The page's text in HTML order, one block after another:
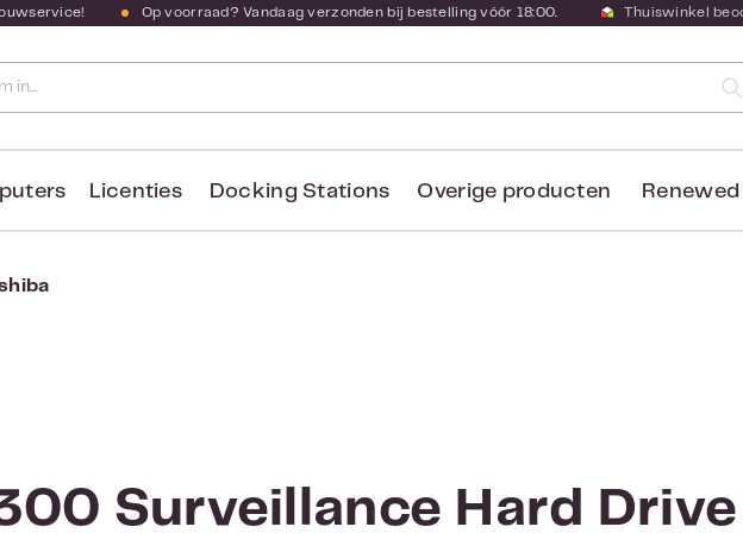
Op voorraad? Vandaag verzonden bij bestelling vóór 18:00. Thuiswinkel
Licenties Docking Stations Overige producten Renewed
Surveillance Hard Drive